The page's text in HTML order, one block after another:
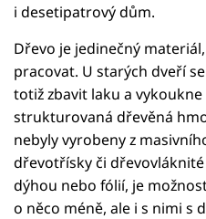
i desetipatrový dům.
Dřevo je jedinečný
pracovat. U starých dveří
totiž zbavit laku a
strukturovaná dřevěná
nebyly vyrobeny z
dřevotřísky či
dýhou nebo fólií, je
o něco méně, ale i s nimi s